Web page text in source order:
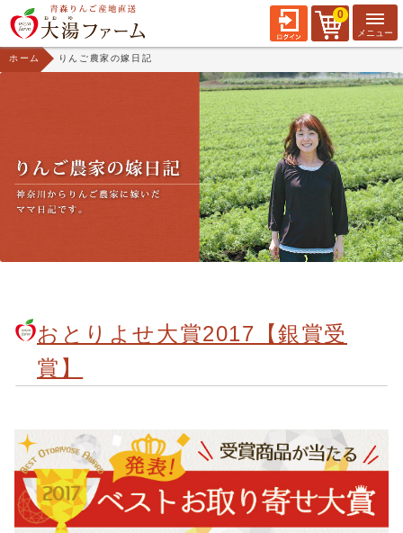
0
ホーム りんご農家の嫁日記
おとりよせ大賞2017【銀賞受
賞】